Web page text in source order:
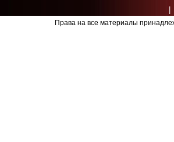
Права на все материалы